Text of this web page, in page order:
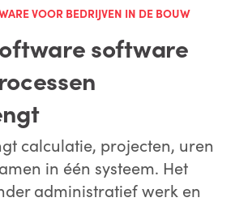
VOOR BEDRIJVEN IN DE BOUW
software
calculatie, projecten, uren
in één systeem. Het
administratief werk en